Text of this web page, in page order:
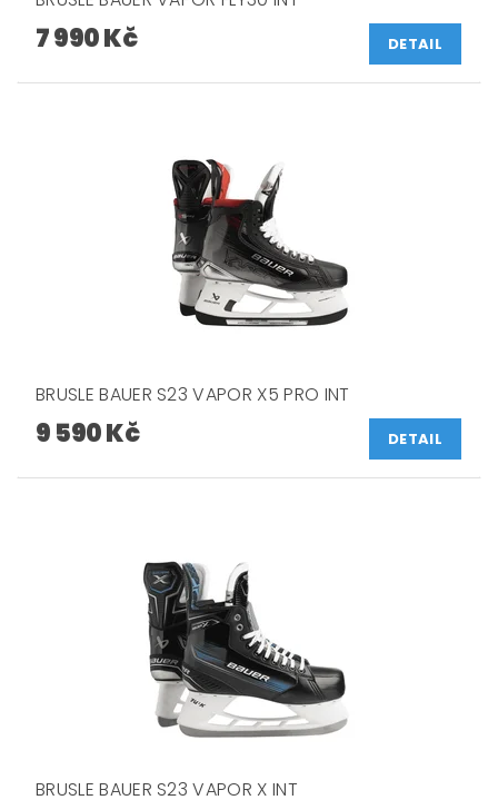
7 990 Kč DETAIL
BRUSLE BAUER S23 VAPOR X5 PRO INT
9 590 Kč DETAIL
BRUSLE BAUER S23 VAPOR X INT